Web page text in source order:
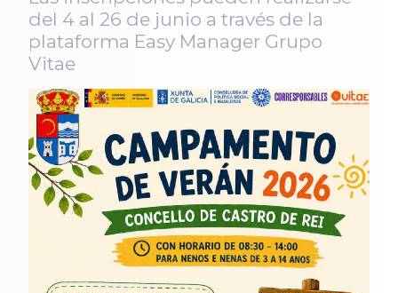
del 4 al 26 de junio a través de la
plataforma Easy Manager Grupo
Vitae